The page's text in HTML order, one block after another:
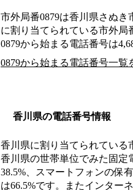
市外局番0879は香川県さぬき
に割り当てられている市外局
0879から始まる電話番号は
0879から始まる電話番号一覧
香川県の電話番号情報
香川県に割り当てられている
香川県の世帯単位でみた固定
38.5%、スマートフォンの保
は66.5%です。またインター